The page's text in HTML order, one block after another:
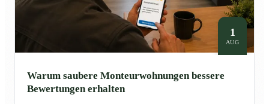
1
AUG
Warum saubere Monteurwohnungen bessere
Bewertungen erhalten